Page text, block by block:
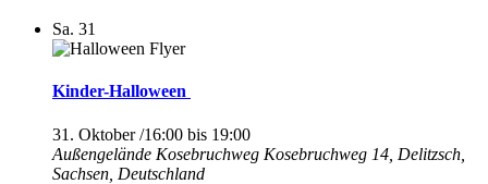
Sa. 31
Kinder-Halloween
31. Oktober /16:00 bis 19:00
Außengelände Kosebruchweg Kosebruchweg 14, Delitzsch,
Sachsen, Deutschland